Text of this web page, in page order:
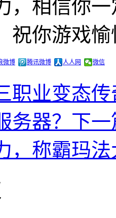
，相信你
祝你游戏愉
微博 腾讯微博 人人网 微信
职业变态
务器？ 下
，称霸玛